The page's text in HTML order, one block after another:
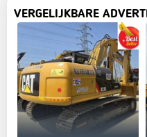
VERGELIJKBARE